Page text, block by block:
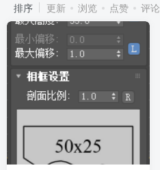
排序 更新 浏览 点赞 评论